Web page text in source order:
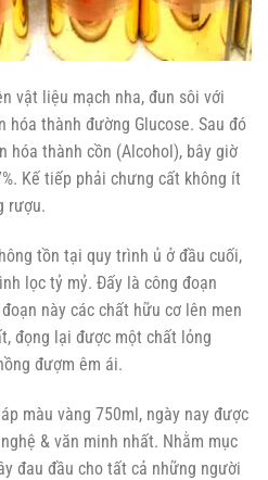
vật liệu mạch nha, đun sôi với
hóa thành đường Glucose. Sau đó
hóa thành cồn (Alcohol), bây giờ
Kế tiếp phải chưng cất không ít
rượu.
tồn tại quy trình ủ ở đầu cuối,
lọc tỷ mỷ. Đấy là công đoạn
này các chất hữu cơ lên men
đọng lại được một chất lỏng
đượm êm ái.
màu vàng 750ml, ngày nay được
& văn minh nhất. Nhằm mục
đau đầu cho tất cả những người